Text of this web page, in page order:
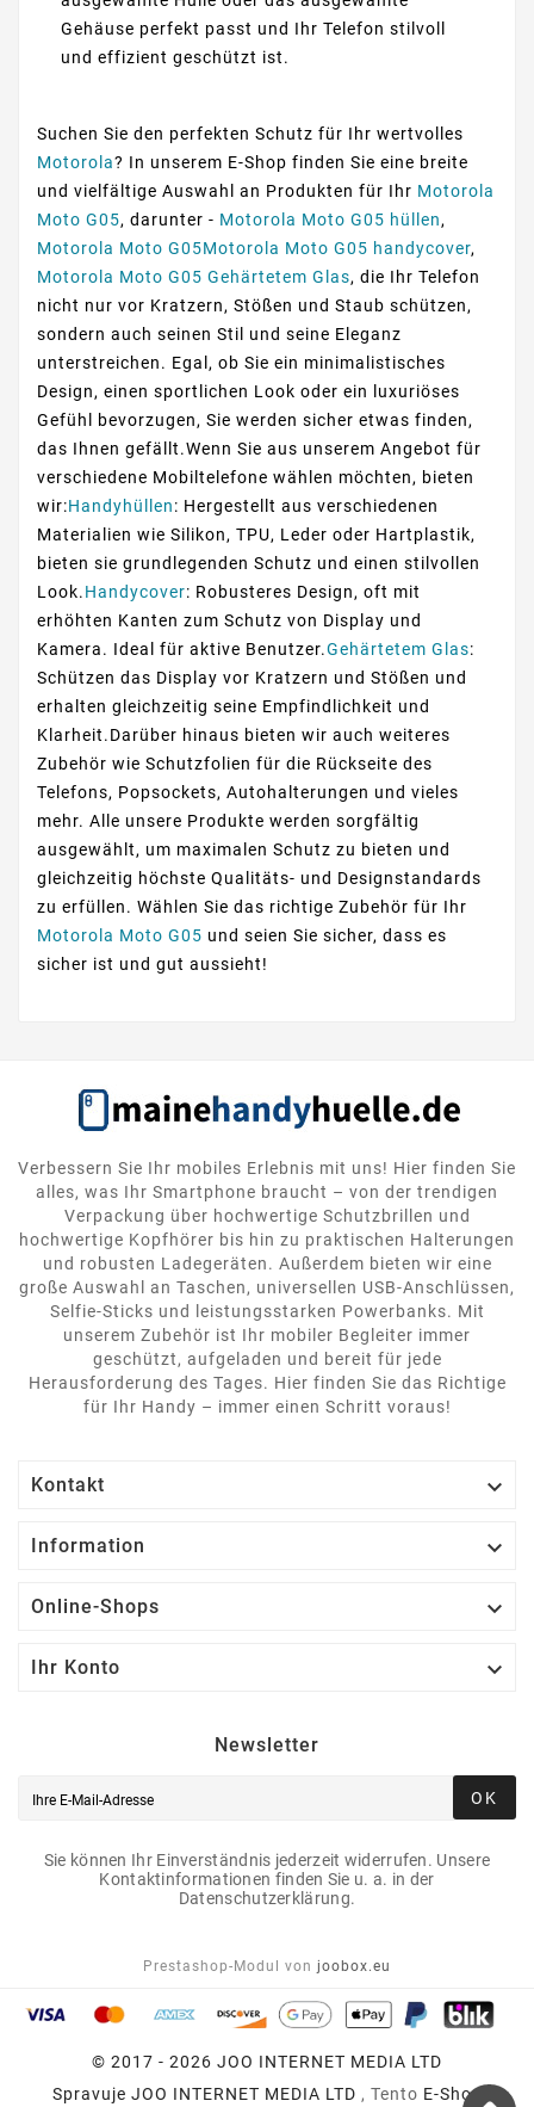
Gehäuse perfekt passt und Ihr Telefon stilvoll
und effizient geschützt ist.
Suchen Sie den perfekten Schutz für Ihr wertvolles
Motorola? In unserem E-Shop finden Sie eine breite
und vielfältige Auswahl an Produkten für Ihr Motorola
Moto G05, darunter - Motorola Moto G05 hüllen,
Motorola Moto G05Motorola Moto G05 handycover,
Motorola Moto G05 Gehärtetem Glas, die Ihr Telefon
nicht nur vor Kratzern, Stößen und Staub schützen,
sondern auch seinen Stil und seine Eleganz
unterstreichen. Egal, ob Sie ein minimalistisches
Design, einen sportlichen Look oder ein luxuriöses
Gefühl bevorzugen, Sie werden sicher etwas finden,
das Ihnen gefällt.Wenn Sie aus unserem Angebot für
verschiedene Mobiltelefone wählen möchten, bieten
wir:Handyhüllen: Hergestellt aus verschiedenen
Materialien wie Silikon, TPU, Leder oder Hartplastik,
bieten sie grundlegenden Schutz und einen stilvollen
Look.Handycover: Robusteres Design, oft mit
erhöhten Kanten zum Schutz von Display und
Kamera. Ideal für aktive Benutzer.Gehärtetem Glas:
Schützen das Display vor Kratzern und Stößen und
erhalten gleichzeitig seine Empfindlichkeit und
Klarheit.Darüber hinaus bieten wir auch weiteres
Zubehör wie Schutzfolien für die Rückseite des
Telefons, Popsockets, Autohalterungen und vieles
mehr. Alle unsere Produkte werden sorgfältig
ausgewählt, um maximalen Schutz zu bieten und
gleichzeitig höchste Qualitäts- und Designstandards
zu erfüllen. Wählen Sie das richtige Zubehör für Ihr
Motorola Moto G05 und seien Sie sicher, dass es
sicher ist und gut aussieht!
Verbessern Sie Ihr mobiles Erlebnis mit uns! Hier finden Sie
alles, was Ihr Smartphone braucht – von der trendigen
Verpackung über hochwertige Schutzbrillen und
hochwertige Kopfhörer bis hin zu praktischen Halterungen
und robusten Ladegeräten. Außerdem bieten wir eine
große Auswahl an Taschen, universellen USB-Anschlüssen,
Selfie-Sticks und leistungsstarken Powerbanks. Mit
unserem Zubehör ist Ihr mobiler Begleiter immer
geschützt, aufgeladen und bereit für jede
Herausforderung des Tages. Hier finden Sie das Richtige
für Ihr Handy – immer einen Schritt voraus!
Kontakt 
Information 
Online-Shops 
Ihr Konto 
Newsletter
OK
Sie können Ihr Einverständnis jederzeit widerrufen. Unsere
Kontaktinformationen finden Sie u. a. in der
Datenschutzerklärung.
Prestashop-Modul von joobox.eu
© 2017 - 2026 JOO INTERNET MEDIA LTD
Spravuje JOO INTERNET MEDIA LTD , Tento E-Shop